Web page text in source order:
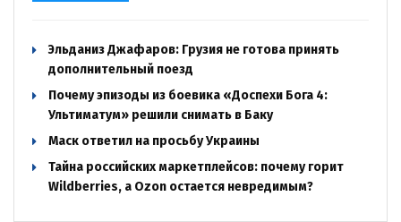
Эльданиз Джафаров: Грузия не готова принять
дополнительный поезд
Почему эпизоды из боевика «Доспехи Бога 4:
Ультиматум» решили снимать в Баку
Маск ответил на просьбу Украины
Тайна российских маркетплейсов: почему горит
Wildberries, а Ozon остается невредимым?